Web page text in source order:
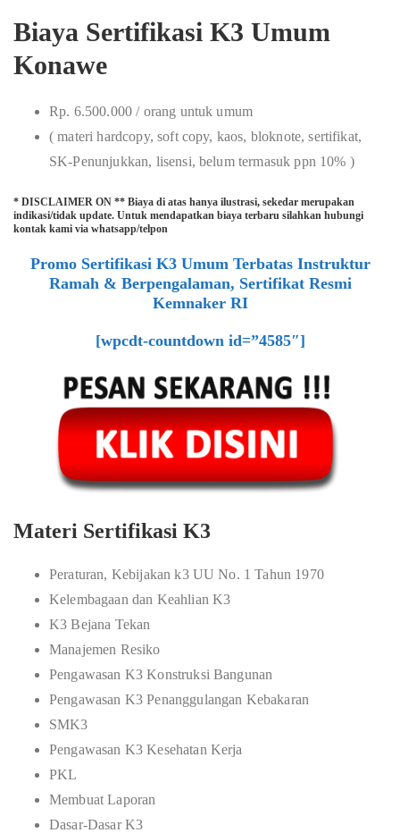
Biaya Sertifikasi K3 Umum
Konawe
Rp. 6.500.000 / orang untuk umum
( materi hardcopy, soft copy, kaos, bloknote, sertifikat,
SK-Penunjukkan, lisensi, belum termasuk ppn 10% )
* DISCLAIMER ON ** Biaya di atas hanya ilustrasi, sekedar merupakan
indikasi/tidak update. Untuk mendapatkan biaya terbaru silahkan hubungi
kontak kami via whatsapp/telpon
Promo Sertifikasi K3 Umum Terbatas Instruktur
Ramah & Berpengalaman, Sertifikat Resmi
Kemnaker RI
[wpcdt-countdown id=”4585″]
Materi Sertifikasi K3
Peraturan, Kebijakan k3 UU No. 1 Tahun 1970
Kelembagaan dan Keahlian K3
K3 Bejana Tekan
Manajemen Resiko
Pengawasan K3 Konstruksi Bangunan
Pengawasan K3 Penanggulangan Kebakaran
SMK3
Pengawasan K3 Kesehatan Kerja
PKL
Membuat Laporan
Dasar-Dasar K3